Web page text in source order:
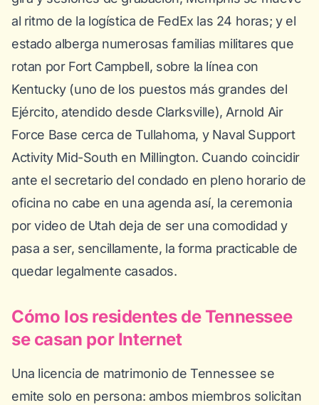
al ritmo de la logística de FedEx las 24 horas; y el
estado alberga numerosas familias militares que
rotan por Fort Campbell, sobre la línea con
Kentucky (uno de los puestos más grandes del
Ejército, atendido desde Clarksville), Arnold Air
Force Base cerca de Tullahoma, y Naval Support
Activity Mid-South en Millington. Cuando coincidir
ante el secretario del condado en pleno horario de
oficina no cabe en una agenda así, la ceremonia
por video de Utah deja de ser una comodidad y
pasa a ser, sencillamente, la forma practicable de
quedar legalmente casados.
Cómo los residentes de Tennessee
se casan por Internet
Una licencia de matrimonio de Tennessee se
emite solo en persona: ambos miembros solicitan